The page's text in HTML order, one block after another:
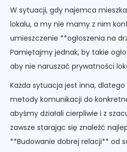
W sytuacji, gdy najemca
lokalu, a my nie mamy z nim
umieszczenie **ogłoszenia na
Pamiętajmy jednak, by takie
aby nie naruszać prywatności
Każda sytuacja jest inna,
metody komunikacji do
abyśmy działali cierpliwie i z
zawsze starając się znaleźć
**Budowanie dobrej relacji** od